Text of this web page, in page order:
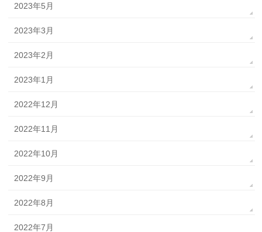
2023年5月
2023年3月
2023年2月
2023年1月
2022年12月
2022年11月
2022年10月
2022年9月
2022年8月
2022年7月